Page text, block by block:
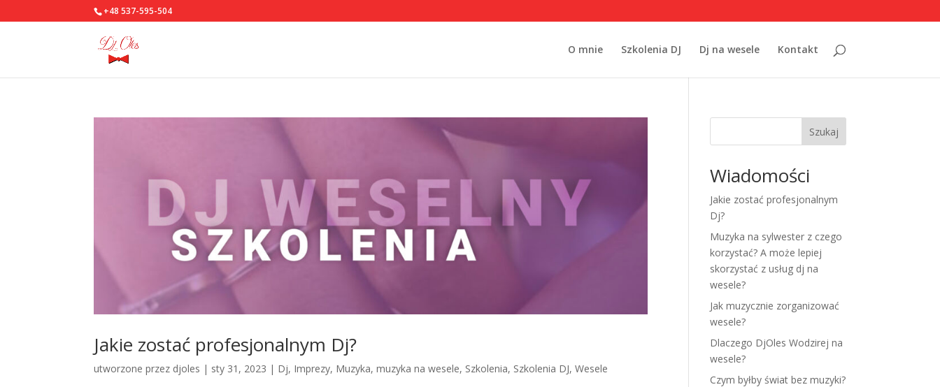
+48 537-595-504
O mnie Szkolenia DJ Dj na wesele Kontakt
Jakie zostać profesjonalnym Dj?
utworzone przez djoles | sty 31, 2023 | Dj, Imprezy, Muzyka,muzyka na wesele, Szkolenia, Szkolenia DJ,Wesele
Szukaj
Wiadomości
Jakie zostać profesjonalnym
Dj?
Muzyka na sylwester z czego
korzystać? A może lepiej
skorzystać z usług dj na
wesele?
Jak muzycznie zorganizować
wesele?
Dlaczego DjOles Wodzirej na
wesele?
Czym byłby świat bez muzyki?